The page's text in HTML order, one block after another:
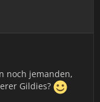
noch jemanden,
Gildies?